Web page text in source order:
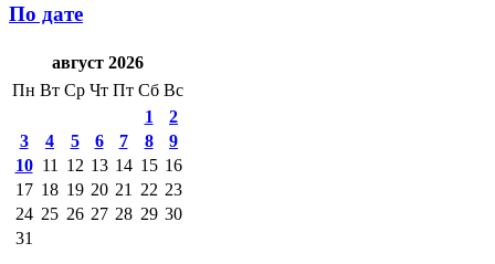
По дате
август 2026
Пн Вт Ср Чт Пт Сб Вс
1
2
3
4 5 6 7 8
9
10 11 12 13 14 15 16
17 18 19 20 21 22 23
24 25 26 27 28 29 30
31